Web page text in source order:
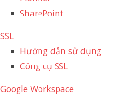
SharePoint
SSL
Hướng dẫn sử dụng
Công cụ SSL
Google Workspace